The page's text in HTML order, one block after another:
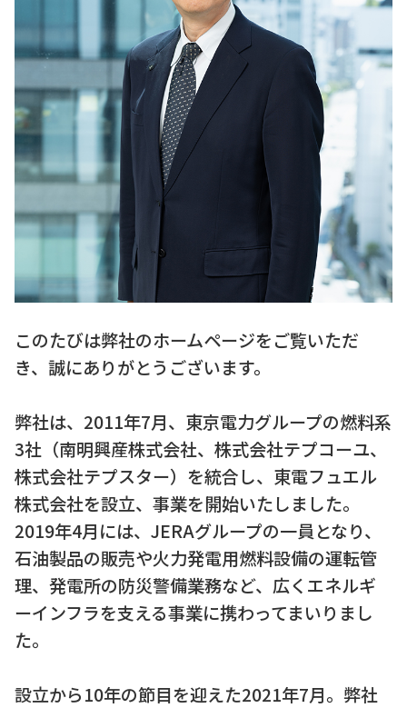
このたびは弊社のホームページをご覧いただ
き、誠にありがとうございます。
弊社は、2011年7月、東京電力グループの燃料系
3社（南明興産株式会社、株式会社テプコーユ、
株式会社テプスター）を統合し、東電フュエル
株式会社を設立、事業を開始いたしました。
2019年4月には、JERAグループの一員となり、
石油製品の販売や火力発電用燃料設備の運転管
理、発電所の防災警備業務など、広くエネルギ
ーインフラを支える事業に携わってまいりまし
た。
設立から10年の節目を迎えた2021年7月。弊社